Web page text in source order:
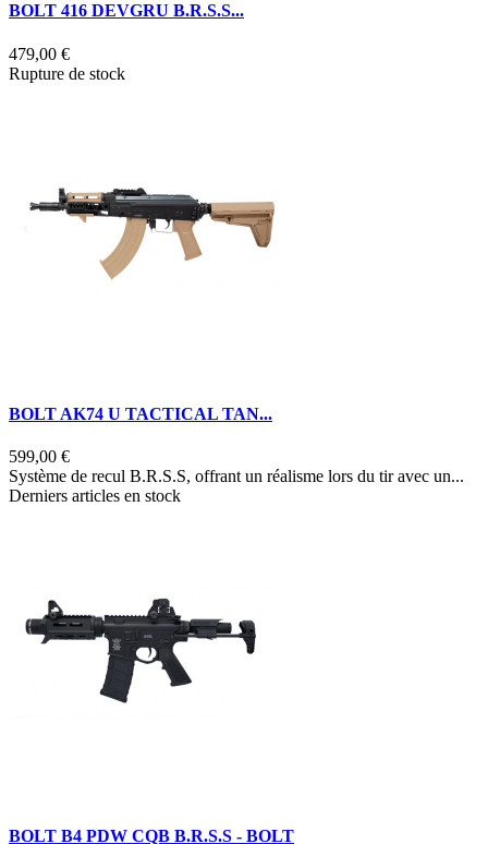
BOLT 416 DEVGRU B.R.S.S...
479,00 €
Rupture de stock
BOLT AK74 U TACTICAL TAN...
599,00 €
Système de recul B.R.S.S, offrant un réalisme lors du tir avec un...
Derniers articles en stock
BOLT B4 PDW CQB B.R.S.S - BOLT